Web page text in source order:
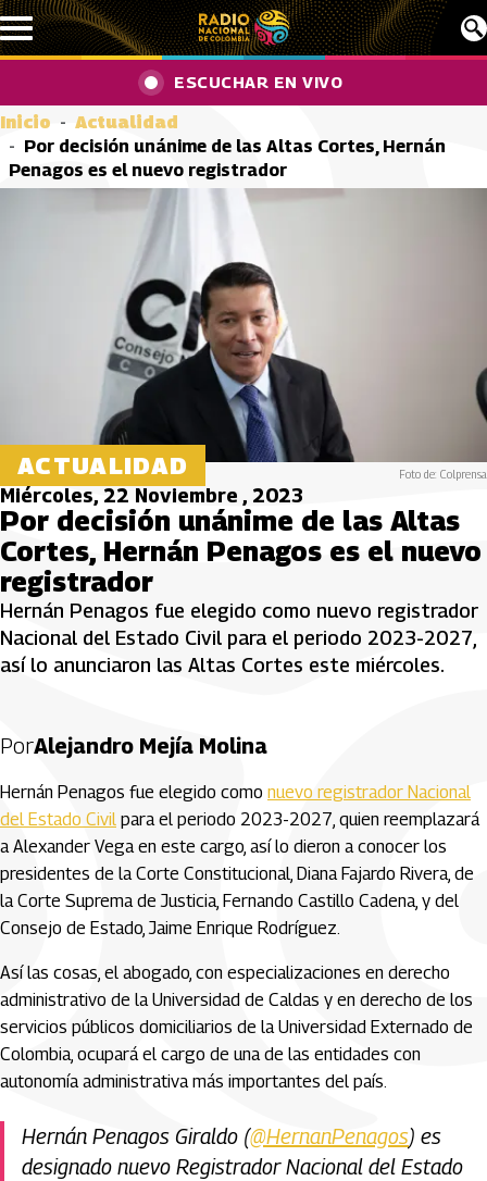
Pasar al contenido principal
ESCUCHAR EN VIVO
Inicio
Actualidad
Por decisión unánime de las Altas Cortes, Hernán
Penagos es el nuevo registrador
ACTUALIDAD Foto de: Colprensa
Miércoles, 22 Noviembre , 2023
Por decisión unánime de las Altas
Cortes, Hernán Penagos es el nuevo
registrador
Hernán Penagos fue elegido como nuevo registrador
Nacional del Estado Civil para el periodo 2023-2027,
así lo anunciaron las Altas Cortes este miércoles.
PorAlejandro Mejía Molina
Hernán Penagos fue elegido como nuevo registrador Nacional
del Estado Civil para el periodo 2023-2027, quien reemplazará
a Alexander Vega en este cargo, así lo dieron a conocer los
presidentes de la Corte Constitucional, Diana Fajardo Rivera, de
la Corte Suprema de Justicia, Fernando Castillo Cadena, y del
Consejo de Estado, Jaime Enrique Rodríguez.
Así las cosas, el abogado, con especializaciones en derecho
administrativo de la Universidad de Caldas y en derecho de los
servicios públicos domiciliarios de la Universidad Externado de
Colombia, ocupará el cargo de una de las entidades con
autonomía administrativa más importantes del país.
Hernán Penagos Giraldo (@HernanPenagos) es
designado nuevo Registrador Nacional del Estado